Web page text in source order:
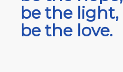
be the light,
be the love.